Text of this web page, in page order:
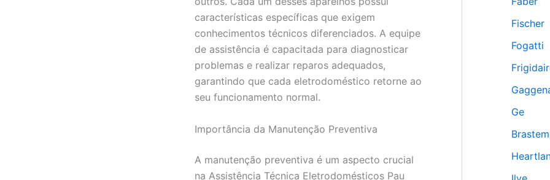
características específicas que exigem
conhecimentos técnicos diferenciados. A equipe
de assistência é capacitada para diagnosticar
problemas e realizar reparos adequados,
garantindo que cada eletrodoméstico retorne ao
seu funcionamento normal.
Importância da Manutenção Preventiva
A manutenção preventiva é um aspecto crucial
na Assistência Técnica Eletrodomésticos Pau
Fischer
Fogatti
Ge